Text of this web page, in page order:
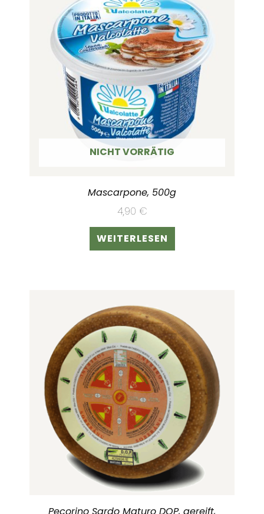
NICHT VORRÄTIG
Mascarpone, 500g
4,90 €
WEITERLESEN
Pecorino Sardo Maturo DOP, gereift,